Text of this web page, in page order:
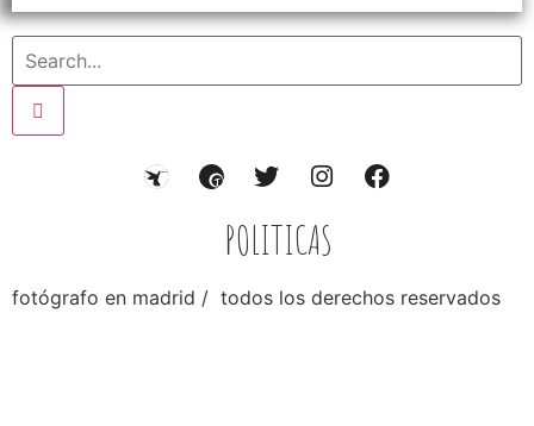
POLITICAS
fotógrafo en madrid / todos los derechos reservados